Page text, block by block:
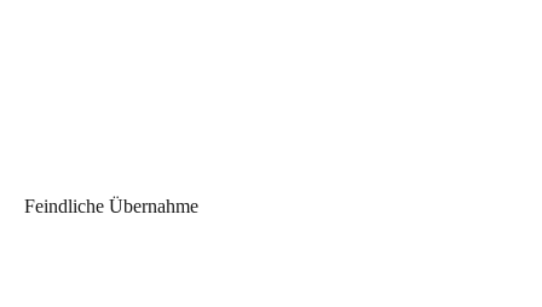
Feindliche Übernahme